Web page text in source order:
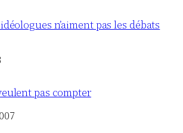
n’aiment pas les débats
pas compter